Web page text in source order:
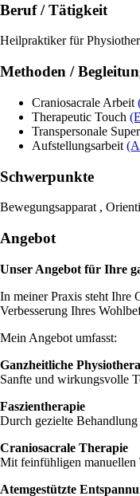
Beruf / Tätigkeit
Heilpraktiker für
Methoden /
Craniosacrale Arbeit
Therapeutic Touch
Transpersonale
Aufstellungsarbeit
Schwerpunkte
Bewegungsapparat ,
Angebot
Unser Angebot für Ihre
In meiner Praxis steht Ihre
Verbesserung Ihres
Mein Angebot umfasst:
Ganzheitliche
Sanfte und wirkungsvolle
Faszientherapie
Durch gezielte
Craniosacrale Therapie
Mit feinfühligen manuellen
Atemgestützte